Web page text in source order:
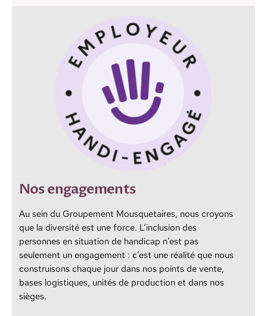
Nos engagements
Au sein du Groupement Mousquetaires, nous croyons
que la diversité est une force. L’inclusion des
personnes en situation de handicap n’est pas
seulement un engagement : c’est une réalité que nous
construisons chaque jour dans nos points de vente,
bases logistiques, unités de production et dans nos
sièges.